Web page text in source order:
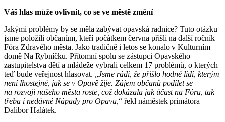
Váš hlas může ovlivnit, co se ve městě změní
Jakými problémy by se měla zabývat opavská radnice? Tuto otázku
jsme položili občanům, kteří počátkem června přišli na další ročník
Fóra Zdravého města. Jako tradičně i letos se konalo v Kulturním
domě Na Rybníčku. Přítomní spolu se zástupci Opavského
zastupitelstva dětí a mládeže vybrali celkem 17 problémů, o kterých
teď bude veřejnost hlasovat. „Jsme rádi, že přišlo hodně lidí, kterým
není lhostejné, jak se v Opavě žije. Zájem občanů podílet se
na rozvoji našeho města roste, což dokázala jak účast na Fóru, tak
třeba i nedávné Nápady pro Opavu, “ řekl náměstek primátora
Dalibor Halátek.